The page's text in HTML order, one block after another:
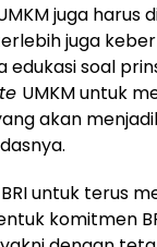
juga harus
juga
edukasi soal
UMKM untuk
akan
untuk terus
komitmen